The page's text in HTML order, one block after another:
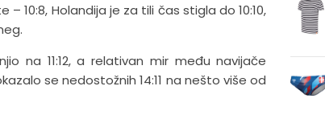
10:8, Holandija je za tili čas stigla do 10:10,
na 11:12, a relativan mir među navijače
se nedostožnih 14:11 na nešto više od